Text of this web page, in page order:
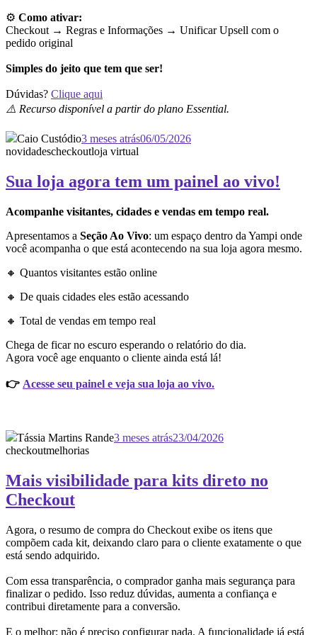
⚙️ Como ativar:
Checkout → Regras e Informações → Unificar Upsell com o
pedido original
Simples do jeito que tem que ser!
Dúvidas? Clique aqui
⚠️ Recurso disponível a partir do plano Essential.
Caio Custódio3 meses atrás06/05/2026
novidadescheckoutloja virtual
Sua loja agora tem um painel ao vivo!
Acompanhe visitantes, cidades e vendas em tempo real.
Apresentamos a Seção Ao Vivo: um espaço dentro da Yampi onde
você acompanha o que está acontecendo na sua loja agora mesmo.
🔸 Quantos visitantes estão online
🔸 De quais cidades eles estão acessando
🔸 Total de vendas em tempo real
Chega de ficar no escuro esperando o relatório do dia.
Agora você age enquanto o cliente ainda está lá!
👉 Acesse seu painel e veja sua loja ao vivo.
Tássia Martins Rande3 meses atrás23/04/2026
checkoutmelhorias
Mais visibilidade para kits direto no
Checkout
Agora, o resumo de compra do Checkout exibe os itens que
compõem cada kit, deixando claro para o cliente exatamente o que
está sendo adquirido.
Com essa transparência, o comprador ganha mais segurança para
finalizar o pedido. Isso reduz dúvidas, aumenta a confiança e
contribui diretamente para a conversão.
E o melhor: não é preciso configurar nada. A funcionalidade já está